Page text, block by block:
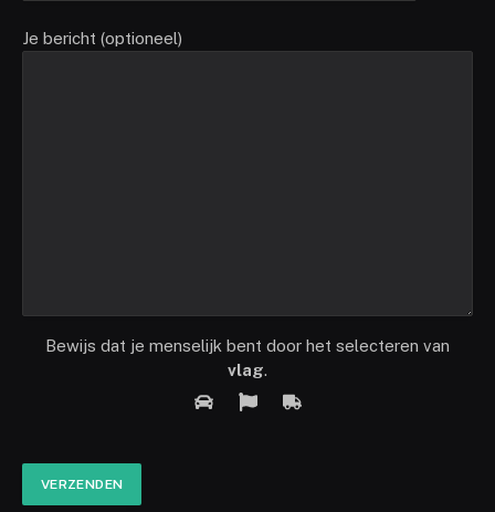
Je bericht (optioneel)
Bewijs dat je menselijk bent door het selecteren van
vlag.